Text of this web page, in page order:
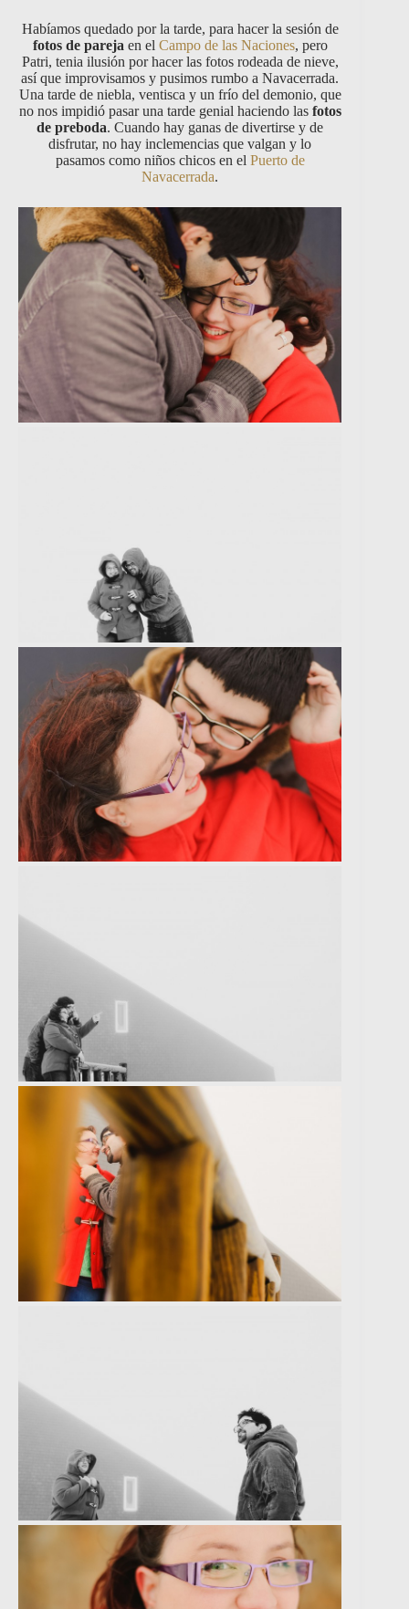
Habíamos quedado por la tarde, para hacer la sesión de
fotos de pareja en el Campo de las Naciones, pero
Patri, tenia ilusión por hacer las fotos rodeada de nieve,
así que improvisamos y pusimos rumbo a Navacerrada.
Una tarde de niebla, ventisca y un frío del demonio, que
no nos impidió pasar una tarde genial haciendo las fotos
de preboda. Cuando hay ganas de divertirse y de
disfrutar, no hay inclemencias que valgan y lo
pasamos como niños chicos en el Puerto de
Navacerrada.